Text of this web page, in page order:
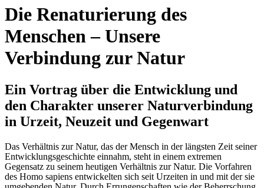
Die Renaturierung des
Menschen – Unsere
Verbindung zur Natur
Ein Vortrag über die Entwicklung und
den Charakter unserer Naturverbindung
in Urzeit, Neuzeit und Gegenwart
Das Verhältnis zur Natur, das der Mensch in der längsten Zeit seiner
Entwicklungsgeschichte einnahm, steht in einem extremen
Gegensatz zu seinem heutigen Verhältnis zur Natur. Die Vorfahren
des Homo sapiens entwickelten sich seit Urzeiten in und mit der sie